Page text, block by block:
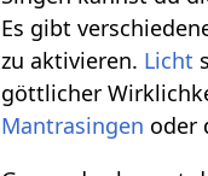
Es gibt
zu aktivieren. Licht
göttlicher
Mantrasingen oder